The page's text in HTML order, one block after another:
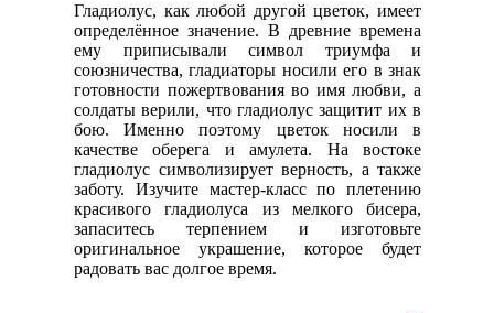
Гладиолус, как любой другой цветок, имеет
определённое значение. В древние времена
ему приписывали символ триумфа и
союзничества, гладиаторы носили его в знак
готовности пожертвования во имя любви, а
солдаты верили, что гладиолус защитит их в
бою. Именно поэтому цветок носили в
качестве оберега и амулета. На востоке
гладиолус символизирует верность, а также
заботу. Изучите мастер-класс по плетению
красивого гладиолуса из мелкого бисера,
запаситесь терпением и изготовьте
оригинальное украшение, которое будет
радовать вас долгое время.